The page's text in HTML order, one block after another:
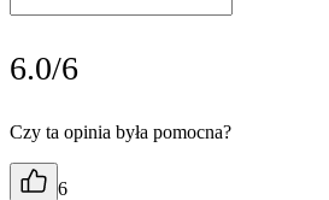
6.0/6
Czy ta opinia była pomocna?
6